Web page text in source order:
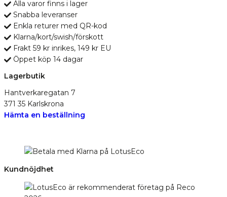
Alla varor finns i lager
Snabba leveranser
Enkla returer med QR-kod
Klarna/kort/swish/förskott
Frakt 59 kr inrikes, 149 kr EU
Öppet köp 14 dagar
Lagerbutik
Hantverkaregatan 7
371 35 Karlskrona
Hämta en beställning
Kundnöjdhet